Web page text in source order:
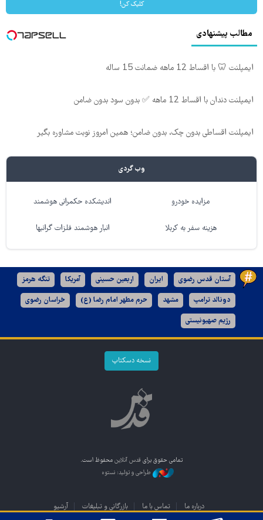
کلیک کن!
مطالب پیشنهادی
ایمپلنت 🦷 با اقساط 12 ماهه ضمانت 15 ساله
ایمپلنت دندان با اقساط 12 ماهه ✅ بدون سود بدون ضامن
ایمپلنت اقساطی بدون چک، بدون ضامن؛ همین امروز نوبت مشاوره بگیر
وب گردی
مزایده خودرو اندیشکده حکمرانی هوشمند
هزینه سفر به کربلا انبار هوشمند فلزات گرانبها
آستان قدس رضوی ایران اربعین حسینی آمریکا تنگه هرمز
دونالد ترامپ مشهد حرم مطهر امام رضا (ع) خراسان رضوی
رژیم صهیونیستی
نسخه دسکتاپ
تمامی حقوق برای قدس آنلاین محفوظ است.
طراحی و تولید: نستوه
درباره ما تماس با ما بازرگانی و تبلیغات آرشیو